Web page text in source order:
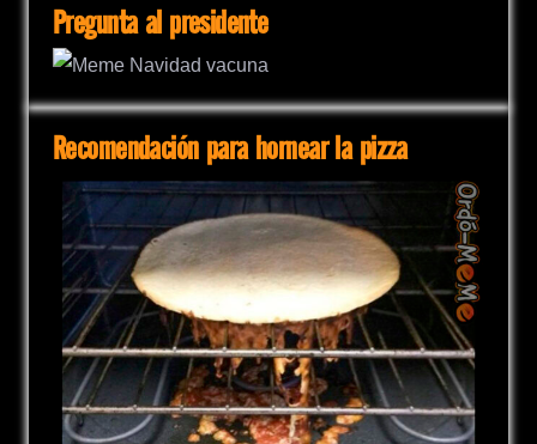
Pregunta al presidente
Recomendación para hornear la pizza